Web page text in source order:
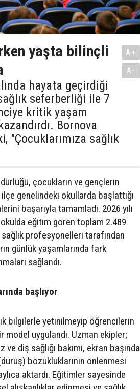
yaşta bilinçli
hayata geçirdiği
seferberliği ile 7
kritik yaşam
Bornova
"Çocuklarımıza sağlık
A+
A-
çocukların ve gençlerin
genelindeki okullarda başlattığı
başarıyla tamamladı. 2026 yılı
eğitim gören toplam 2.489
profesyonelleri tarafından
günlük yaşamlarında fark
sağlandı.
başlıyor
bilgilerle yetinilmeyip öğrencilerin
model uygulandı. Uzman ekipler;
diş sağlığı bakımı, ekran başında
bozukluklarının önlenmesi
aktardı. Eğitimler sayesinde